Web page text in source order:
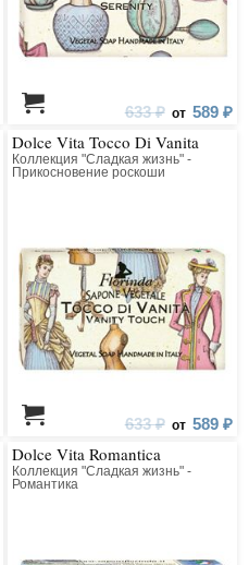
633 ₽ от 589 ₽
Dolce Vita Tocco Di Vanita
Коллекция "Сладкая жизнь" -
Прикосновение роскоши
633 ₽ от 589 ₽
Dolce Vita Romantica
Коллекция "Сладкая жизнь" -
Романтика